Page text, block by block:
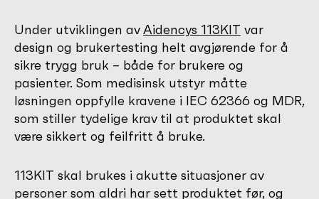
Under utviklingen avAidencys 113KIT var
design og brukertesting helt avgjørende for å
sikre trygg bruk – både for brukere og
pasienter. Som medisinsk utstyr måtte
løsningen oppfylle kravene i IEC 62366 og MDR,
som stiller tydelige krav til at produktet skal
være sikkert og feilfritt å bruke.
113KIT skal brukes i akutte situasjoner av
personer som aldri har sett produktet før, og